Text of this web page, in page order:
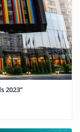
2023”